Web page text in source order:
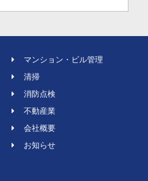
マンション・ビル管理
清掃
消防点検
不動産業
会社概要
お知らせ